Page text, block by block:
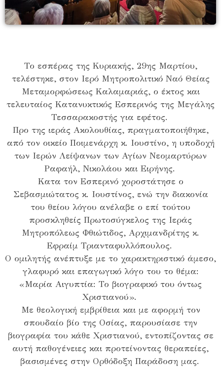
Το εσπέρας της Κυριακής, 29ης Μαρτίου,
τελέστηκε, στον Ιερό Μητροπολιτικό Ναό Θείας
Μεταμορφώσεως Καλαμαριάς, ο έκτος και
τελευταίος Κατανυκτικός Εσπερινός της Μεγάλης
Τεσσαρακοστής για εφέτος.
Προ της ιεράς Ακολουθίας, πραγματοποιήθηκε,
από τον οικείο Ποιμενάρχη κ. Ιουστίνο, η υποδοχή
των Ιερών Λείψανων των Αγίων Νεομαρτύρων
Ραφαήλ, Νικολάου και Ειρήνης.
Κατα τον Εσπερινό χοροστάτησε ο
Σεβασμιώτατος κ. Ιουστίνος, ενώ την διακονία
του θείου λόγου ανέλαβε ο επί τούτου
προσκληθείς Πρωτοσύγκελος της Ιεράς
Μητροπόλεως Φθιώτιδος, Αρχιμανδρίτης κ.
Εφραίμ Τριανταφυλλόπουλος.
Ο ομιλητής ανέπτυξε με το χαρακτηριστικό άμεσο,
γλαφυρό και επαγωγικό λόγο του το θέμα:
«Μαρία Αιγυπτία: Το βιογραφικό του όντως
Χριστιανού».
Με θεολογική εμβρίθεια και με αφορμή τον
σπουδαίο βίο της Οσίας, παρουσίασε την
βιογραφία του κάθε Χριστιανού, εντοπίζοντας σε
αυτή παθογένειες και προτείνοντας θεραπείες,
βασισμένες στην Ορθόδοξη Παράδοση μας.